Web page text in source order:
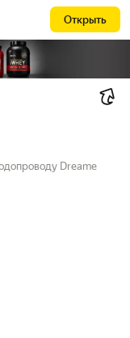
Открыть
Dreame